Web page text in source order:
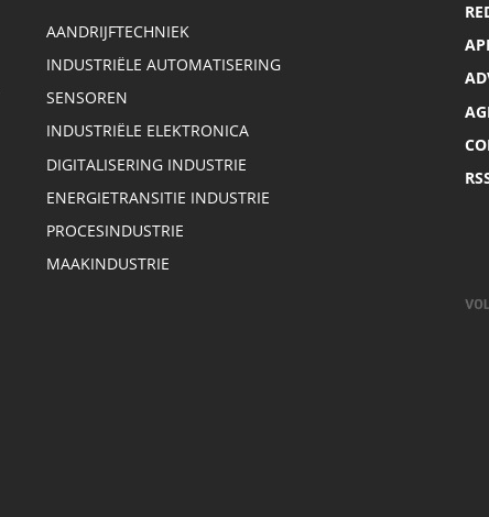
AANDRIJFTECHNIEK
INDUSTRIËLE AUTOMATISERING
SENSOREN
INDUSTRIËLE ELEKTRONICA
DIGITALISERING INDUSTRIE
ENERGIETRANSITIE INDUSTRIE
PROCESINDUSTRIE
MAAKINDUSTRIE